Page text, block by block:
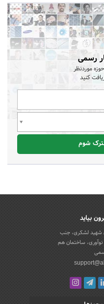
رسمی
موردنظر
کنید
شوم
بیاید
شهید لشکری، جنب
نوآوری، ساختمان هم